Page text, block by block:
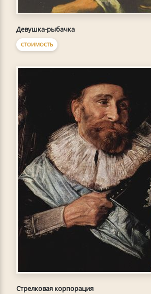
Девушка-рыбачка
СТОИМОСТЬ
Стрелковая корпорация